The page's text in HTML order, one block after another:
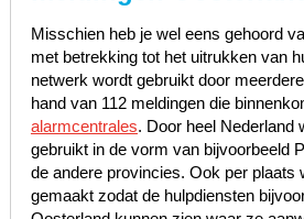
Misschien heb je wel eens gehoord
met betrekking tot het uitrukken van
netwerk wordt gebruikt door
hand van 112 meldingen die
alarmcentrales. Door heel Nederland
gebruikt in de vorm van bijvoorbeeld
de andere provincies. Ook per plaats
gemaakt zodat de hulpdiensten